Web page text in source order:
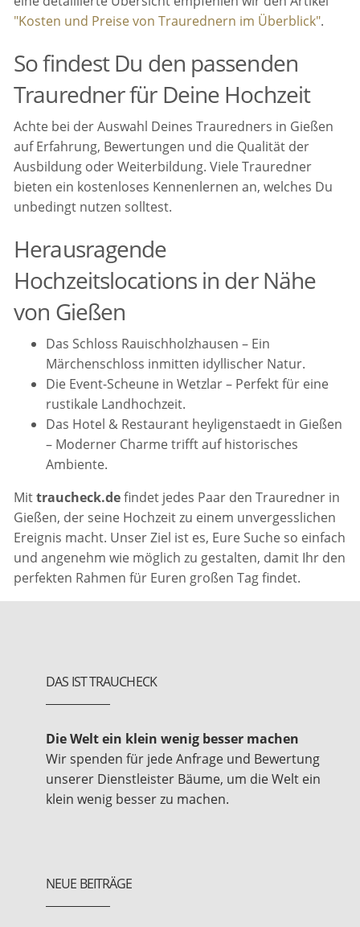
"Kosten und Preise von Traurednern im Überblick".
So findest Du den passenden
Trauredner für Deine Hochzeit
Achte bei der Auswahl Deines Trauredners in Gießen
auf Erfahrung, Bewertungen und die Qualität der
Ausbildung oder Weiterbildung. Viele Trauredner
bieten ein kostenloses Kennenlernen an, welches Du
unbedingt nutzen solltest.
Herausragende
Hochzeitslocations in der Nähe
von Gießen
Das Schloss Rauischholzhausen – Ein
Märchenschloss inmitten idyllischer Natur.
Die Event-Scheune in Wetzlar – Perfekt für eine
rustikale Landhochzeit.
Das Hotel & Restaurant heyligenstaedt in Gießen
– Moderner Charme trifft auf historisches
Ambiente.
Mittraucheck.defindet jedes Paar den Trauredner in
Gießen, der seine Hochzeit zu einem unvergesslichen
Ereignis macht. Unser Ziel ist es, Eure Suche so einfach
und angenehm wie möglich zu gestalten, damit Ihr den
perfekten Rahmen für Euren großen Tag findet.
DAS IST TRAUCHECK
Die Welt ein klein wenig besser machen
Wir spenden für jede Anfrage und Bewertung
unserer Dienstleister Bäume, um die Welt ein
klein wenig besser zu machen.
NEUE BEITRÄGE